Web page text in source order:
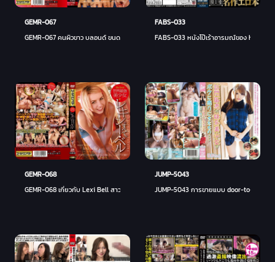
GEMR-067
GEMR-067 คนผิวขาว บลอนด์ ขนดก สมัครเล่น รวมดารา ทั้งหมด 32 คน โกลเด้น ดีที่สุด 8
FABS-033
FABS-033 หนังโป๊เร้าอารมณ์ของ Henry
GEMR-068
GEMR-068 เกี่ยวกับ Lexi Bell สาวสวยที่แข็งแกร่งที่สุดในโลก
JUMP-5043
JUMP-5043 การขายแบบ door-to-Door